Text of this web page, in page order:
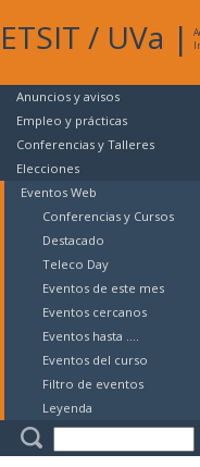
ETSIT / UVa |
Anuncios y avisos
Empleo y prácticas
Conferencias y Talleres
Elecciones
Eventos Web
Conferencias y Cursos
Destacado
Teleco Day
Eventos de este mes
Eventos cercanos
Eventos hasta ....
Eventos del curso
Filtro de eventos
Leyenda